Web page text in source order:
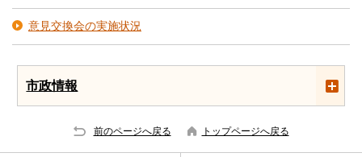
意見交換会の実施状況
市政情報
前のページへ戻る トップページへ戻る